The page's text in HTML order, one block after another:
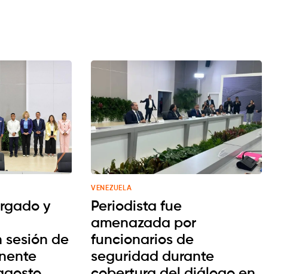
y
sesión de
VENEZUELA
Periodista fue
amenazada por
funcionarios de
seguridad durante